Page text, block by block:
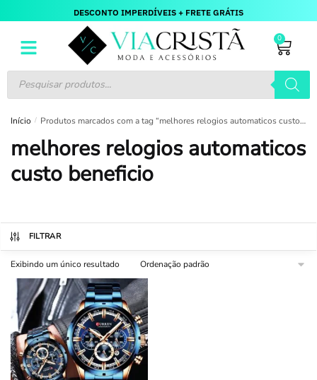
DESCONTO IMPERDÍVEIS + FRETE GRÁTIS
0
Início / Produtos marcados com a tag “melhores relogios automaticos custo beneficio”
melhores relogios automaticos
custo beneficio
FILTRAR
Exibindo um único resultado